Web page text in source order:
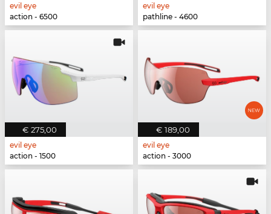
evil eye
action - 6500
evil eye
pathline - 4600
€ 275,00
evil eye
action - 1500
€ 189,00
evil eye
action - 3000